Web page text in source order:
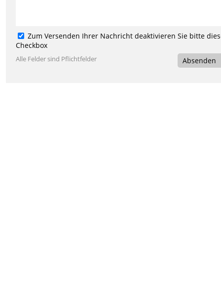
Zum Versenden Ihrer Nachricht deaktivieren Sie bitte
Checkbox
Alle Felder sind Pflichtfelder Absenden